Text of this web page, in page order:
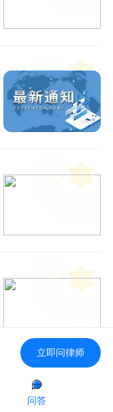
立即问律师
问答